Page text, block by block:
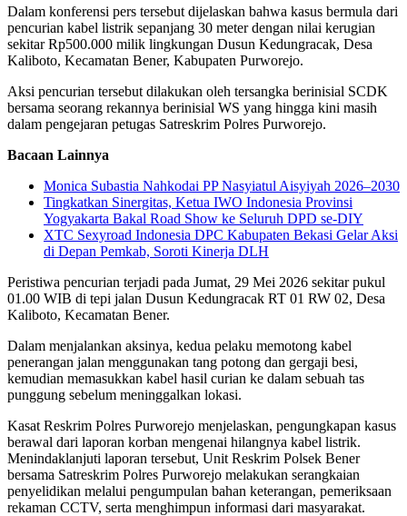
Dalam konferensi pers tersebut dijelaskan bahwa kasus bermula dari
pencurian kabel listrik sepanjang 30 meter dengan nilai kerugian
sekitar Rp500.000 milik lingkungan Dusun Kedungracak, Desa
Kaliboto, Kecamatan Bener, Kabupaten Purworejo.
Aksi pencurian tersebut dilakukan oleh tersangka berinisial SCDK
bersama seorang rekannya berinisial WS yang hingga kini masih
dalam pengejaran petugas Satreskrim Polres Purworejo.
Bacaan Lainnya
Monica Subastia Nahkodai PP Nasyiatul Aisyiyah 2026–2030
Tingkatkan Sinergitas, Ketua IWO Indonesia Provinsi
Yogyakarta Bakal Road Show ke Seluruh DPD se-DIY
XTC Sexyroad Indonesia DPC Kabupaten Bekasi Gelar Aksi
di Depan Pemkab, Soroti Kinerja DLH
Peristiwa pencurian terjadi pada Jumat, 29 Mei 2026 sekitar pukul
01.00 WIB di tepi jalan Dusun Kedungracak RT 01 RW 02, Desa
Kaliboto, Kecamatan Bener.
Dalam menjalankan aksinya, kedua pelaku memotong kabel
penerangan jalan menggunakan tang potong dan gergaji besi,
kemudian memasukkan kabel hasil curian ke dalam sebuah tas
punggung sebelum meninggalkan lokasi.
Kasat Reskrim Polres Purworejo menjelaskan, pengungkapan kasus
berawal dari laporan korban mengenai hilangnya kabel listrik.
Menindaklanjuti laporan tersebut, Unit Reskrim Polsek Bener
bersama Satreskrim Polres Purworejo melakukan serangkaian
penyelidikan melalui pengumpulan bahan keterangan, pemeriksaan
rekaman CCTV, serta menghimpun informasi dari masyarakat.